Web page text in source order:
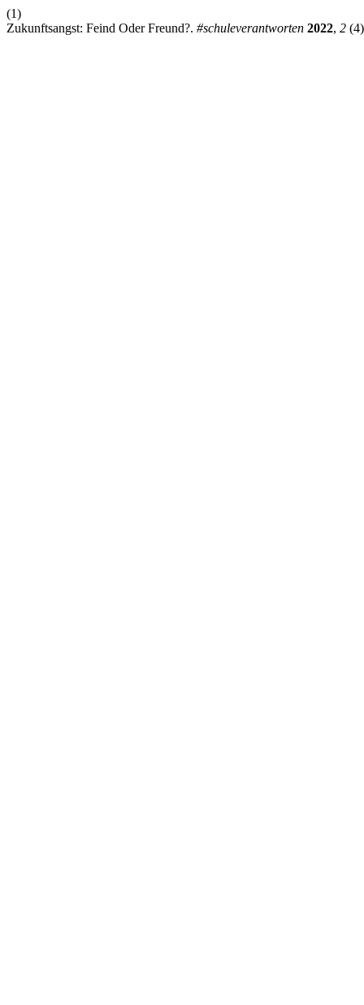
(1)
Zukunftsangst: Feind Oder Freund?. #schuleverantworten 2022, 2